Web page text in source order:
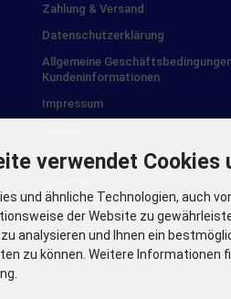
Zahlung & Versand
Datenschutzerklärung
Allgemeine
Kundeninformationen
Impressum
Widerrufsbelehrung &
Cookie Einstellungen
verwendet Cookies
und ähnliche Technologien, auch
der Website zu
analysieren und Ihnen ein
zu können. Weitere Informationen